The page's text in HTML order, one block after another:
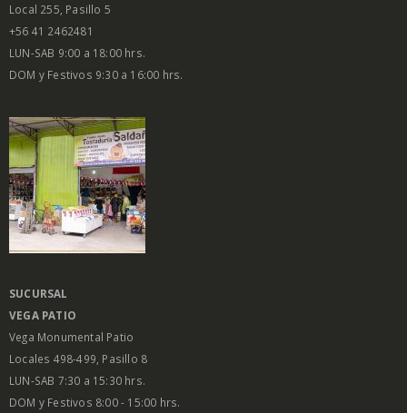
Local 255, Pasillo 5
+56 41 2462481
LUN-SAB 9:00 a 18:00 hrs.
DOM y Festivos 9:30 a 16:00 hrs.
SUCURSAL
VEGA PATIO
Vega Monumental Patio
Locales 498-499, Pasillo 8
LUN-SAB 7:30 a 15:30 hrs.
DOM y Festivos 8:00 - 15:00 hrs.